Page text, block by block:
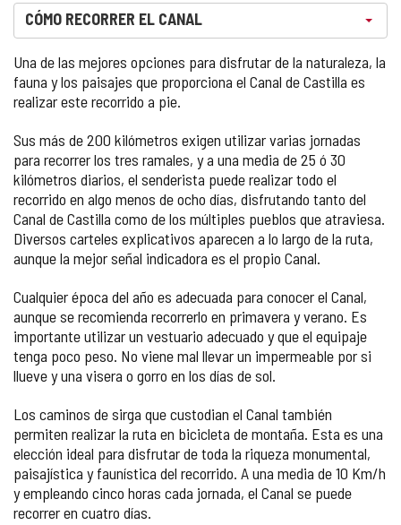
Seleccione una opción. Ahora está seleccionado
CÓMO RECORRER EL CANAL
Una de las mejores opciones para disfrutar de la naturaleza, la
fauna y los paisajes que proporciona el Canal de Castilla es
realizar este recorrido a pie.
Sus más de 200 kilómetros exigen utilizar varias jornadas
para recorrer los tres ramales, y a una media de 25 ó 30
kilómetros diarios, el senderista puede realizar todo el
recorrido en algo menos de ocho días, disfrutando tanto del
Canal de Castilla como de los múltiples pueblos que atraviesa.
Diversos carteles explicativos aparecen a lo largo de la ruta,
aunque la mejor señal indicadora es el propio Canal.
Cualquier época del año es adecuada para conocer el Canal,
aunque se recomienda recorrerlo en primavera y verano. Es
importante utilizar un vestuario adecuado y que el equipaje
tenga poco peso. No viene mal llevar un impermeable por si
llueve y una visera o gorro en los días de sol.
Los caminos de sirga que custodian el Canal también
permiten realizar la ruta en bicicleta de montaña. Esta es una
elección ideal para disfrutar de toda la riqueza monumental,
paisajística y faunística del recorrido. A una media de 10 Km/h
y empleando cinco horas cada jornada, el Canal se puede
recorrer en cuatro días.